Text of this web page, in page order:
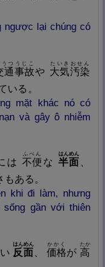
ngược lại chúng có
通事故
うつうじこ
や 大気汚染
たいきおせん
いる。
mặt khác nó có
và gây ô nhiễm
は 不便
ふべん
な 半面
はんめん
、
ある。
khi đi làm, nhưng
gần với thiên
反面
はんめん
、 価格
かかく
が 高
たか